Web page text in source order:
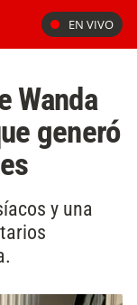
EN VIVO
Wanda
generó
y una